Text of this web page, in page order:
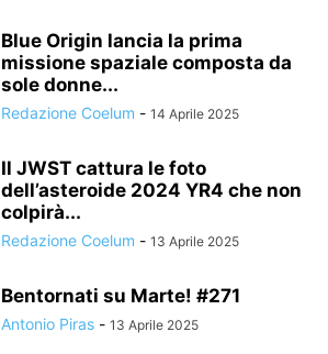
Blue Origin lancia la prima
missione spaziale composta da
sole donne...
Redazione Coelum - 14 Aprile 2025
Il JWST cattura le foto
dell’asteroide 2024 YR4 che non
colpirà...
Redazione Coelum - 13 Aprile 2025
Bentornati su Marte! #271
Antonio Piras - 13 Aprile 2025